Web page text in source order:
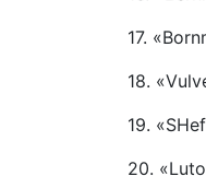
17.
18.
19.
20.